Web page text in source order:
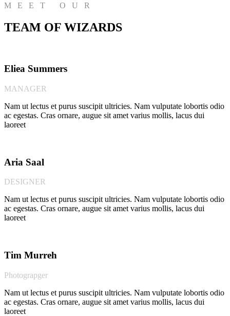
MEET OUR
TEAM OF WIZARDS
Eliea Summers
MANAGER
Nam ut lectus et purus suscipit ultricies. Nam vulputate lobortis odio
ac egestas. Cras ornare, augue sit amet varius mollis, lacus dui
laoreet
Aria Saal
DESIGNER
Nam ut lectus et purus suscipit ultricies. Nam vulputate lobortis odio
ac egestas. Cras ornare, augue sit amet varius mollis, lacus dui
laoreet
Tim Murreh
Photograpger
Nam ut lectus et purus suscipit ultricies. Nam vulputate lobortis odio
ac egestas. Cras ornare, augue sit amet varius mollis, lacus dui
laoreet